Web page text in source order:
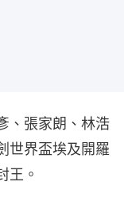
、張家朗、林浩
世界盃埃及開羅
王。